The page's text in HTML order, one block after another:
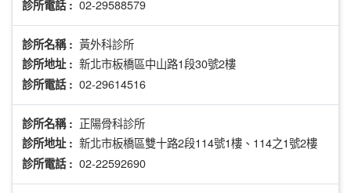
診所電話 : 02-29588579
診所名稱 : 黃外科診所
診所地址 : 新北市板橋區中山路1段30號2樓
診所電話 : 02-29614516
診所名稱 : 正陽骨科診所
診所地址 : 新北市板橋區雙十路2段114號1樓、114之1號2樓
診所電話 : 02-22592690